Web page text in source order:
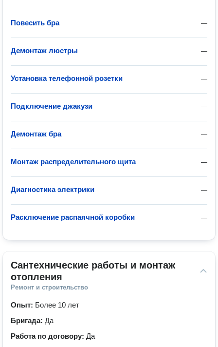
—
Повесить бра
—
Демонтаж люстры
—
Установка телефонной розетки
—
Подключение джакузи
—
Демонтаж бра
—
Монтаж распределительного щита
—
Диагностика электрики
—
Расключение распаячной коробки
Сантехнические работы и монтаж
отопления
Ремонт и строительство
Опыт: Более 10 лет
Бригада: Да
Работа по договору: Да